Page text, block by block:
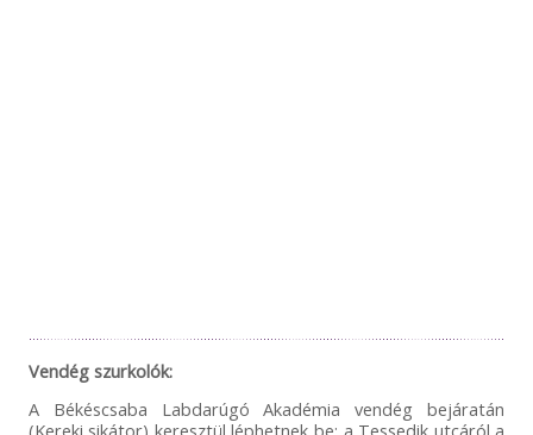
Vendég szurkolók:
A Békéscsaba Labdarúgó Akadémia vendég bejáratán
(Kereki sikátor) keresztül léphetnek be: a Tessedik utcáról a